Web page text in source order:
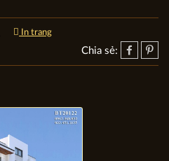
In trang
Chia sẻ: